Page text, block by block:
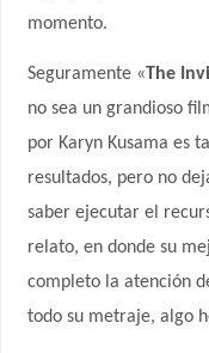
momento.
Seguramente «The
no sea un grandioso
por Karyn Kusama es
resultados, pero no
saber ejecutar el
relato, en donde su
completo la atención
todo su metraje, algo